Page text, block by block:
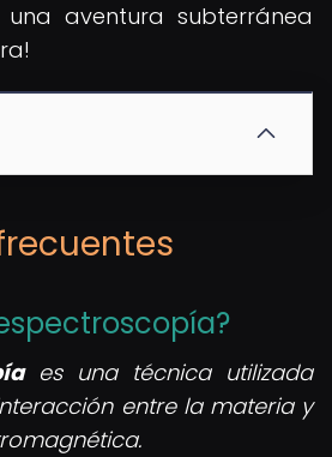
aventura subterránea
es una técnica utilizada
entre la materia y